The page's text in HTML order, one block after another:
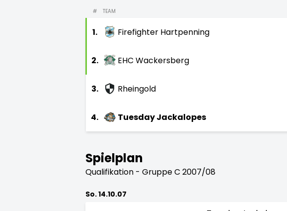
# TEAM
1. Firefighter Hartpenning
2. EHC Wackersberg
3. Rheingold
4. Tuesday Jackalopes
Spielplan
Qualifikation - Gruppe C 2007/08
So. 14.10.07